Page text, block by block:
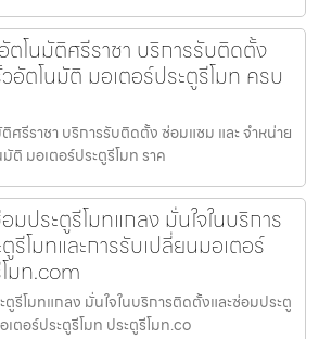
ตโนมัติศรีราชา บริการรับติดตั้ง
อัตโนมัติ มอเตอร์ประตูรีโมท ครบ
ศรีราชา บริการรับติดตั้ง ซ่อมแซม และ จำหน่าย
ติ มอเตอร์ประตูรีโมท ราค
มประตูรีโมทแกลง มั่นใจในบริการ
รีโมทและการรับเปลี่ยนมอเตอร์
มท.com
รีโมทแกลง มั่นใจในบริการติดตั้งและซ่อมประตู
ตอร์ประตูรีโมท ประตูรีโมท.co